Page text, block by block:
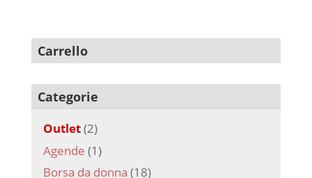
Carrello
Categorie
Outlet(2)
Agende (1)
Borsa da donna (18)